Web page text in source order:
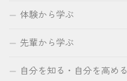
体験から学ぶ
先輩から学ぶ
自分を知る・自分を高める